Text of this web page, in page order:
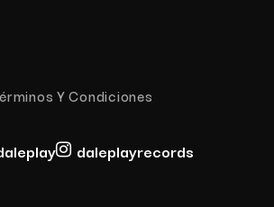
Y Condiciones
daleplayrecords